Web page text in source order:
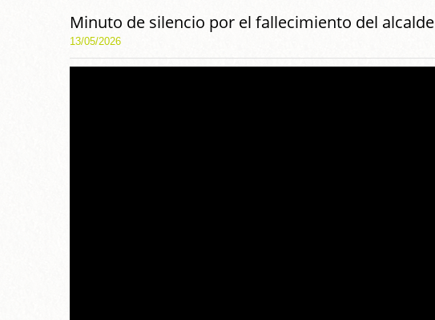
Minuto de silencio por el fallecimiento del
13/05/2026